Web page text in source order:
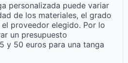
personalizada puede variar
de los materiales, el grado
proveedor elegido. Por lo
un presupuesto
y 50 euros para una tanga